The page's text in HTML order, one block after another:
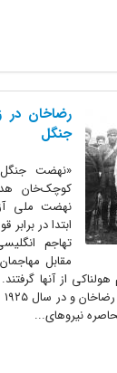
رضاخان در
جنگل
«نهضت جنگل
کوچک‌خان
نهضت ملی
ابتدا در برابر
تهاجم
مقابل مهاجمان
که رضا
نیروهای...